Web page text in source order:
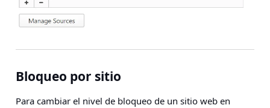
Bloqueo por sitio
Para cambiar el nivel de bloqueo de un sitio web en